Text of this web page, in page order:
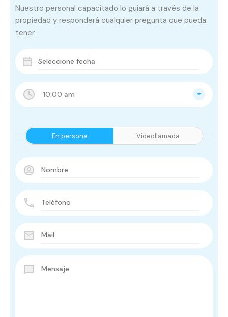
10:00 am
En persona Videollamada
Nuestro personal capacitado lo guiará a través de la
propiedad y responderá cualquier pregunta que pueda
tener.